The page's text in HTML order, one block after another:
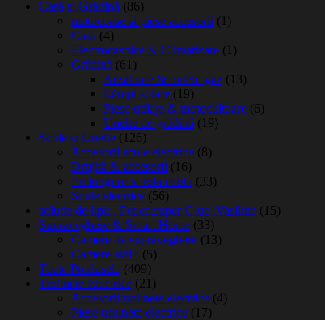
Casă și Grădină (86)
motocoase si piese accesorii (1)
Casă (4)
Electrocasnice & Climatizare (1)
Grădină (61)
Arzătoare & butelii gaz (13)
Lămpi solare (19)
Piese utilaje & motocultoare (6)
Unelte de grădină (19)
Scule și Unelte (126)
Accesorii scule electrice (8)
Drujbă & accesorii (16)
Prelungitor si rola cablu (33)
Scule electrice (56)
solutie de lipit , Petice,super Glue ,Vasilina (15)
Supraveghere & Smart Home (33)
Camere de supraveghere (13)
Camere WiFi (5)
Toate Produsele (409)
Trotinete Electrice (21)
Accesorii trotinete electrice (4)
Piese trotinete electrice (17)